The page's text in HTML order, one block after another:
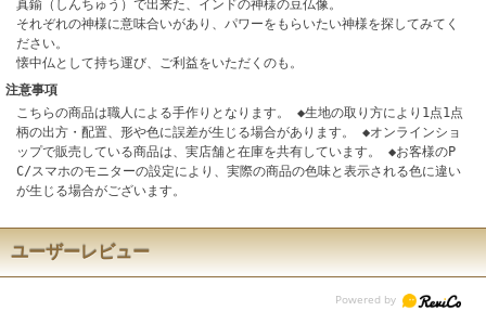
真鍮（しんちゅう）で出来た、インドの神様の豆仏像。
それぞれの神様に意味合いがあり、パワーをもらいたい神様を探してみてく
ださい。
懐中仏として持ち運び、ご利益をいただくのも。
注意事項
こちらの商品は職人による手作りとなります。 ◆生地の取り方により1点1点
柄の出方・配置、形や色に誤差が生じる場合があります。 ◆オンラインショ
ップで販売している商品は、実店舗と在庫を共有しています。 ◆お客様のP
C/スマホのモニターの設定により、実際の商品の色味と表示される色に違い
が生じる場合がございます。
ユーザーレビュー